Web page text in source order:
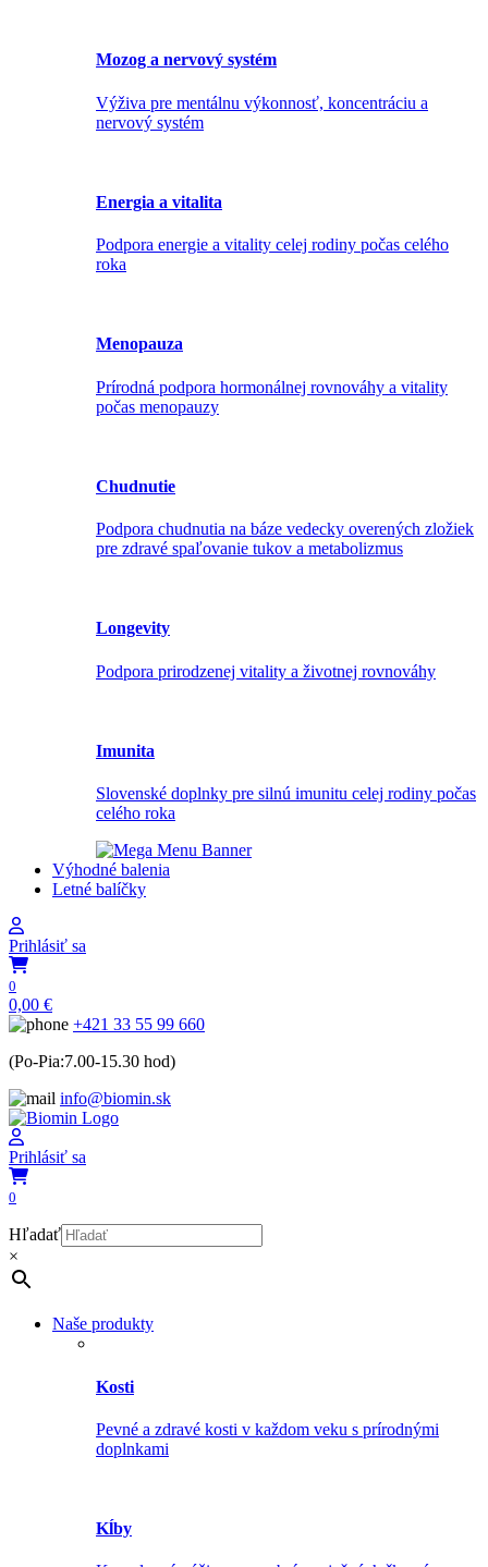
Mozog a nervový systém
Výživa pre mentálnu výkonnosť, koncentráciu a
nervový systém
Energia a vitalita
Podpora energie a vitality celej rodiny počas celého
roka
Menopauza
Prírodná podpora hormonálnej rovnováhy a vitality
počas menopauzy
Chudnutie
Podpora chudnutia na báze vedecky overených zložiek
pre zdravé spaľovanie tukov a metabolizmus
Longevity
Podpora prirodzenej vitality a životnej rovnováhy
Imunita
Slovenské doplnky pre silnú imunitu celej rodiny počas
celého roka
Výhodné balenia
Letné balíčky
Prihlásiť sa
0
0,00 €
+421 33 55 99 660
(Po-Pia:7.00-15.30 hod)
info@biomin.sk
Prihlásiť sa
0
Hľadať
×
Naše produkty
Kosti
Pevné a zdravé kosti v každom veku s prírodnými
doplnkami
Kĺby